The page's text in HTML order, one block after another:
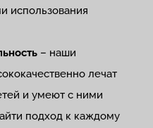
использования
– наши
лечат
и умеют с ними
подход к каждому